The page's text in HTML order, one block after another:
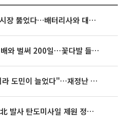
포스코퓨처엠, LFP 시장 뚫었다…배터리사와 대규모 장기 공급 합의
아옳이, 한의사 김형배와 벌써 200일⋯꽃다발 들고 "프러포즈 아냐"
추미애 "복지가 아니라 도민이 늘었다"…재정난 책임론 정면돌파
사 탄도미사일 제원 정밀분석 중"